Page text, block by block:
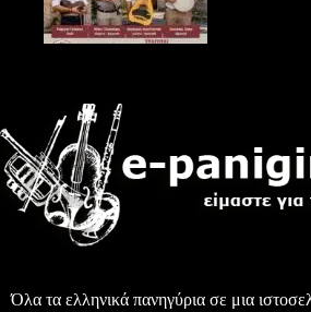
Όλα τα ελληνικά πανηγύρια σε μια